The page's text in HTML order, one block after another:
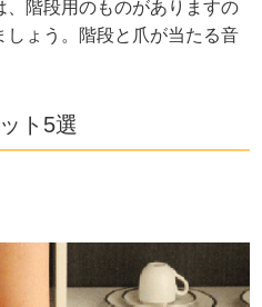
階段用のものがありますの
ょう。階段と爪が当たる音
ト5選